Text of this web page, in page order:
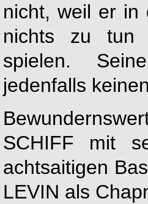
nicht, weil er in
nichts zu tun
spielen.
jedenfalls
SCHIFF mit
achtsaitigen
LEVIN als